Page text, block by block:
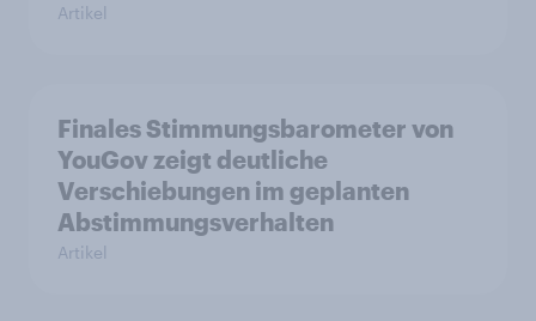
Artikel
Finales Stimmungsbarometer von
YouGov zeigt deutliche
Verschiebungen im geplanten
Abstimmungsverhalten
Artikel